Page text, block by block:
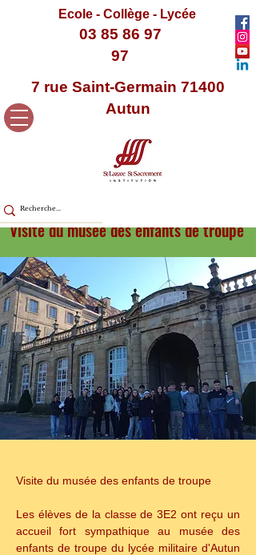
Ecole - Collège - Lycée
03 85 86 97
97
7 rue Saint-Germain 71400
Autun
Visite du musée des enfants de troupe
Visite du musée des enfants de troupe
Les élèves de la classe de 3E2 ont reçu un
accueil fort sympathique au musée des
enfants de troupe du lycée militaire d'Autun